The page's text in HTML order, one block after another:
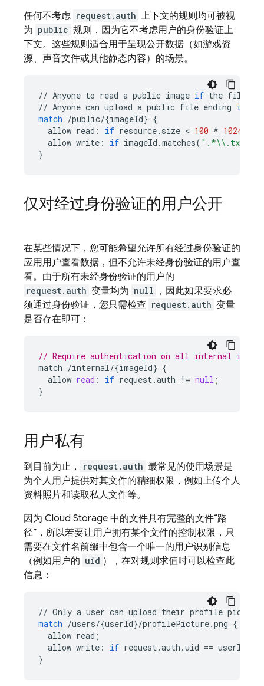
任何不考虑 request.auth 上下文的规则均可被视
为 public 规则，因为它不考虑用户的身份验证上
下文。这些规则适合用于呈现公开数据（如游戏资
源、声音文件或其他静态内容）的场景。
// Anyone to read a public image if the file
// Anyone can upload a public file ending in
match /public/{imageId} {
allow read : if resource. size < 100 * 1024
allow write : if imageId .matches( ".*\\ .txt"
}
仅对经过身份验证的用户公开
在某些情况下，您可能希望允许所有经过身份验证的
应用用户查看数据，但不允许未经身份验证的用户查
看。由于所有未经身份验证的用户的
request.auth 变量均为 null
，因此如果要求必
须通过身份验证，您只需检查 request.auth 变量
是否存在即可：
// Require authentication on all internal image
match /internal/{imageId} {
allow read : if request.auth ! = null ;
}
用户私有
到目前为止， request.auth 最常见的使用场景是
为个人用户提供对其文件的精细权限，例如上传个人
资料照片和读取私人文件等。
因为 Cloud Storage 中的文件具有完整的文件“路
径”，所以若要让用户拥有某个文件的控制权限，只
需要在文件名前缀中包含一个唯一的用户识别信息
（例如用户的 uid ），在对规则求值时可以检查此
信息：
// Only a user can upload their profile picture
match /users/{userId}/profilePicture.png {
allow read ;
allow write : if request.auth .uid == userId
}